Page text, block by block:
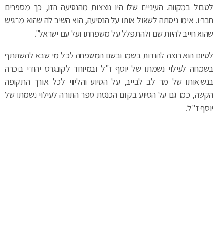
לטבול במקווה. העיניים שלו היו נוצצות מהנסיעה הזו, כך מספרים
חבריו. אימו ניסתה לשאול אותו על הנסיעה, הוא השיב לה שהוא מרגיש
שהוא חייב להיות שם ולהתפלל על משפחתו ועל עם ישראל".
לסיום הוא רוצה להודות בשמו ובשם המשפחה לכל מי שבא להשתתף
בשמחה לעילוי נשמתו של יוסף ז"ל ובמיוחד לקונגרס יהודי בוכרה
בנשיאותו של מר לב לבייב, על הסיוע והליווי לכל אורך התקופה
הקשה, כמו גם על הסיוע בקיום הכנסת ספר התורה לעילוי נשמתו של
יוסף ז"ל.